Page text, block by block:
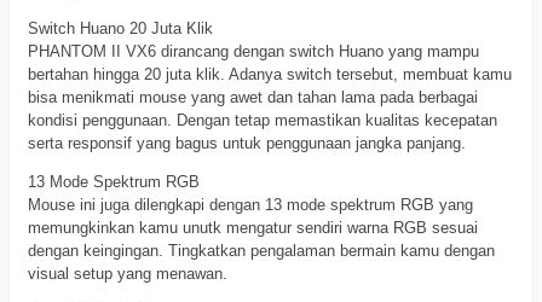
Switch Huano 20 Juta Klik
PHANTOM II VX6 dirancang dengan switch Huano yang mampu
bertahan hingga 20 juta klik. Adanya switch tersebut, membuat kamu
bisa menikmati mouse yang awet dan tahan lama pada berbagai
kondisi penggunaan. Dengan tetap memastikan kualitas kecepatan
serta responsif yang bagus untuk penggunaan jangka panjang.
13 Mode Spektrum RGB
Mouse ini juga dilengkapi dengan 13 mode spektrum RGB yang
memungkinkan kamu unutk mengatur sendiri warna RGB sesuai
dengan keingingan. Tingkatkan pengalaman bermain kamu dengan
visual setup yang menawan.